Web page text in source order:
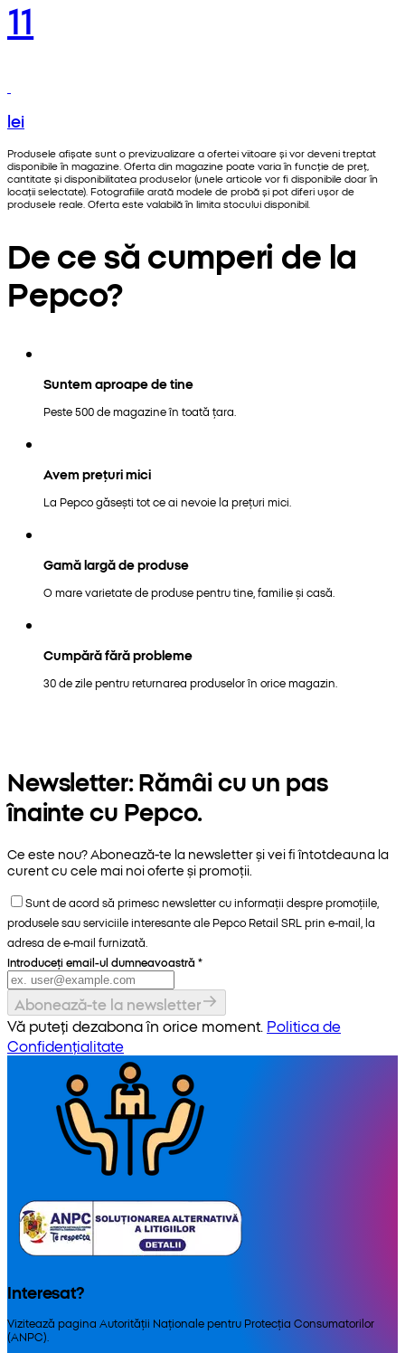
11
lei
Produsele afișate sunt o previzualizare a ofertei viitoare și vor deveni treptat
disponibile în magazine. Oferta din magazine poate varia în funcție de preț,
cantitate și disponibilitatea produselor (unele articole vor fi disponibile doar în
locații selectate). Fotografiile arată modele de probă și pot diferi ușor de
produsele reale. Oferta este valabilă în limita stocului disponibil.
De ce să cumperi de la
Pepco?
Suntem aproape de tine
Peste 500 de magazine în toată țara.
Avem prețuri mici
La Pepco găsești tot ce ai nevoie la prețuri mici.
Gamă largă de produse
O mare varietate de produse pentru tine, familie și casă.
Cumpără fără probleme
30 de zile pentru returnarea produselor în orice magazin.
Newsletter: Rămâi cu un pas
înainte cu Pepco.
Ce este nou? Abonează-te la newsletter și vei fi întotdeauna la
curent cu cele mai noi oferte și promoții.
Sunt de acord să primesc newsletter cu informații despre promoțiile,
produsele sau serviciile interesante ale Pepco Retail SRL prin e-mail, la
adresa de e-mail furnizată.
Introduceți email-ul dumneavoastră *
Abonează-te la newsletter
Vă puteți dezabona în orice moment. Politica de
Confidențialitate
Interesat?
Vizitează pagina Autorității Naționale pentru Protecția Consumatorilor
(ANPC).